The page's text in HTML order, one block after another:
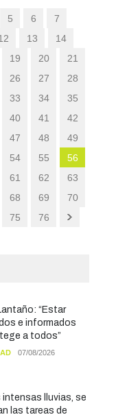
5 6
7
13
14
19 20
21
26 27
28
33 34
35
40 41
42
47 48
49
54 55
56
61 62
63
68 69
70
75 76
“Estar
e informados
a todos”
07/08/2026
intensas lluvias, se
las tareas de